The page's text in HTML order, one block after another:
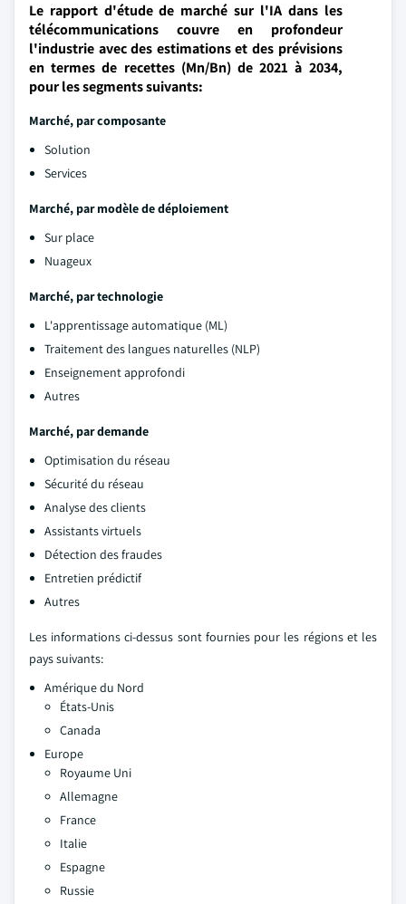
Le rapport d'étude de marché sur l'IA dans les
télécommunications couvre en profondeur
l'industrie avec des estimations et des prévisions
en termes de recettes (Mn/Bn) de 2021 à 2034,
pour les segments suivants:
Marché, par composante
Solution
Services
Marché, par modèle de déploiement
Sur place
Nuageux
Marché, par technologie
L'apprentissage automatique (ML)
Traitement des langues naturelles (NLP)
Enseignement approfondi
Autres
Marché, par demande
Optimisation du réseau
Sécurité du réseau
Analyse des clients
Assistants virtuels
Détection des fraudes
Entretien prédictif
Autres
Les informations ci-dessus sont fournies pour les régions et les
pays suivants:
Amérique du Nord
États-Unis
Canada
Europe
Royaume Uni
Allemagne
France
Italie
Espagne
Russie